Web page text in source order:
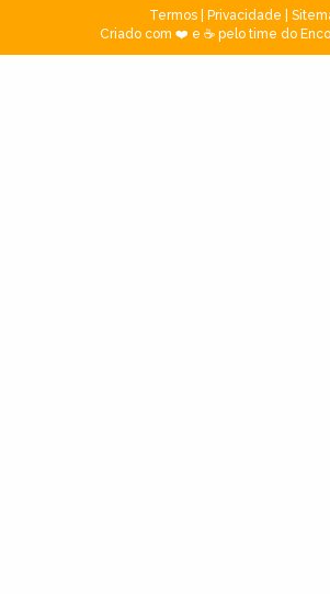
Termos| Privacidade
Criado com ❤️ e ☕ pelo time do